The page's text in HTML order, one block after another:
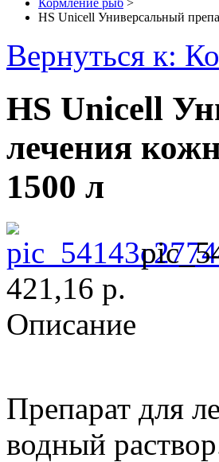
Кормление рыб >
HS Unicell Универсальный
Вернуться к:
HS Unicell
лечения
1500 л
421,16 р.
Описание
Препарат для
водный